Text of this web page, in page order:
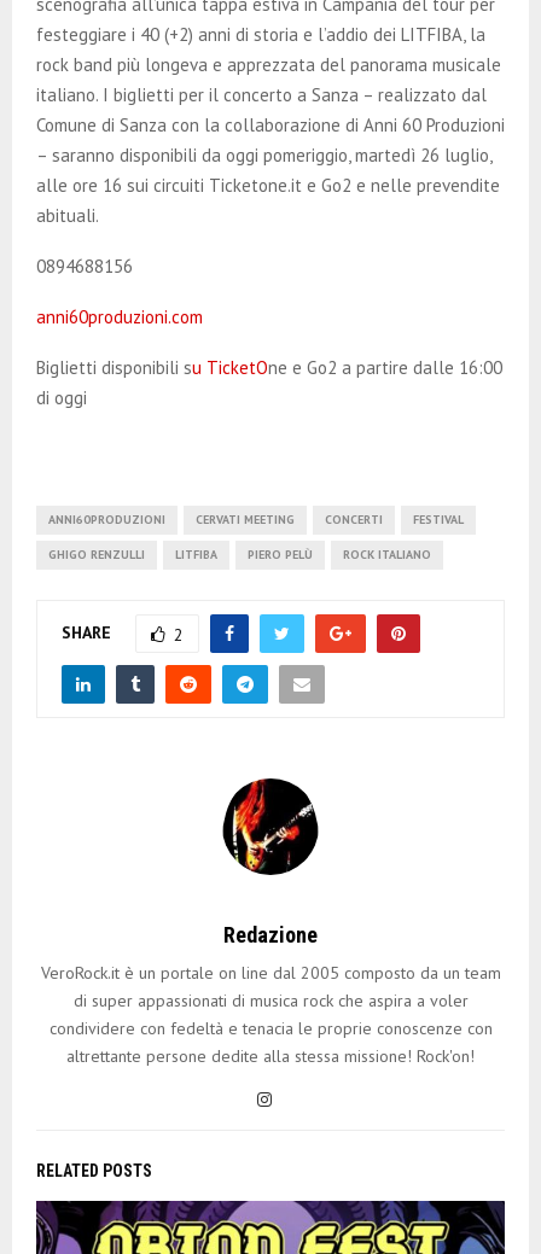
festeggiare i 40 (+2) anni di storia e l’addio dei LITFIBA, la
rock band più longeva e apprezzata del panorama musicale
italiano. I biglietti per il concerto a Sanza – realizzato dal
Comune di Sanza con la collaborazione di Anni 60 Produzioni
– saranno disponibili da oggi pomeriggio, martedì 26 luglio,
alle ore 16 sui circuiti Ticketone.it e Go2 e nelle prevendite
abituali.
0894688156
anni60produzioni.com
Biglietti disponibili su TicketOne e Go2 a partire dalle 16:00
di oggi
ANNI60PRODUZIONI CERVATI MEETING CONCERTI FESTIVAL
GHIGO RENZULLI LITFIBA PIERO PELÙ ROCK ITALIANO
SHARE 2
Redazione
VeroRock.it è un portale on line dal 2005 composto da un team
di super appassionati di musica rock che aspira a voler
condividere con fedeltà e tenacia le proprie conoscenze con
altrettante persone dedite alla stessa missione! Rock'on!
RELATED POSTS